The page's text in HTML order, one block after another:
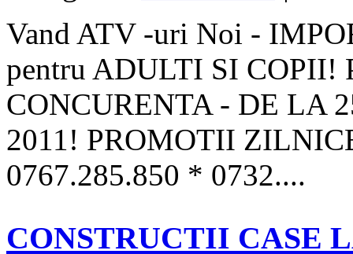
Vand ATV -uri Noi -
pentru ADULTI SI COPII!
CONCURENTA - DE LA
2011! PROMOTII
0767.285.850 * 0732....
CONSTRUCTII CASE